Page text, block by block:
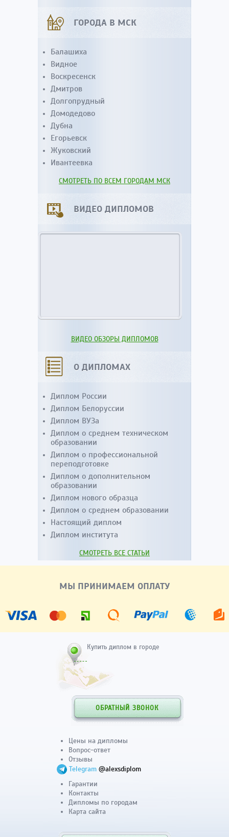
ГОРОДА В МСК
Балашиха
Видное
Воскресенск
Дмитров
Долгопрудный
Домодедово
Дубна
Егорьевск
Жуковский
Ивантеевка
СМОТРЕТЬ ПО ВСЕМ ГОРОДАМ МСК
ВИДЕО ДИПЛОМОВ
ВИДЕО ОБЗОРЫ ДИПЛОМОВ
О ДИПЛОМАХ
Диплом России
Диплом Белоруссии
Диплом ВУЗа
Диплом о среднем техническом
образовании
Диплом о профессиональной
переподготовке
Диплом о дополнительном
образовании
Диплом нового образца
Диплом о среднем образовании
Настоящий диплом
Диплом института
СМОТРЕТЬ ВСЕ СТАТЬИ
МЫ ПРИНИМАЕМ ОПЛАТУ
Купить диплом в городе
ОБРАТНЫЙ ЗВОНОК
Цены на дипломы
Вопрос-ответ
Отзывы
Telegram @alexsdiplom
Гарантии
Контакты
Дипломы по городам
Карта сайта